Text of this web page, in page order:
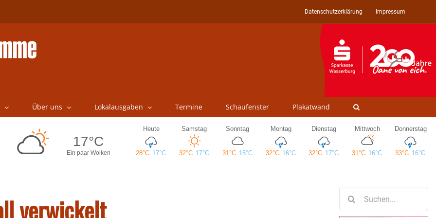
Datenschutzerklärung Impressum
Über uns Lokalausgaben Termine Schaufenster Plakatwand
verwickelt
nach: